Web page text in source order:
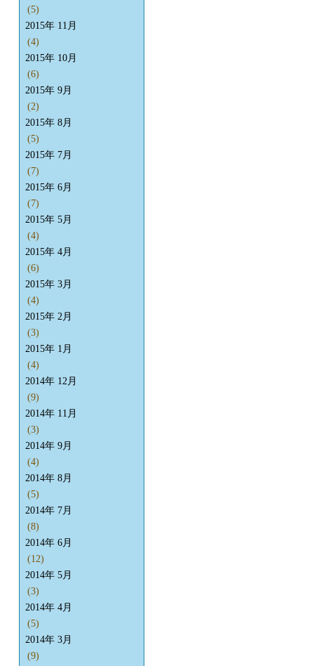
(5)
2015年 11月
(4)
2015年 10月
(6)
2015年 9月
(2)
2015年 8月
(5)
2015年 7月
(7)
2015年 6月
(7)
2015年 5月
(4)
2015年 4月
(6)
2015年 3月
(4)
2015年 2月
(3)
2015年 1月
(4)
2014年 12月
(9)
2014年 11月
(3)
2014年 9月
(4)
2014年 8月
(5)
2014年 7月
(8)
2014年 6月
(12)
2014年 5月
(3)
2014年 4月
(5)
2014年 3月
(9)